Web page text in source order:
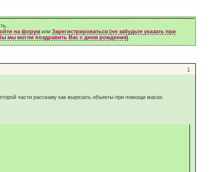
на форумили Зарегистрироваться (не забудьте указать при
мы могли поздравить Вас с днем рождения)
1
части расскажу как вырезать объекты при помощи маски.